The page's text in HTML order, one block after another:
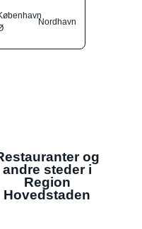
Nordhavn
og
andre steder i
Region
Hovedstaden